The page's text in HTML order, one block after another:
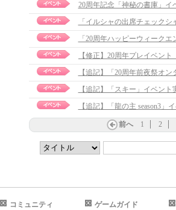
20周年記念「神秘の書庫」
「イルシャの出席チェック
「20周年ハッピーウィーク
【追記】「20周年前夜祭オ
【追記】「スキー」イベン
【追記】「龍の主 season3」
前へ 1 2
コミュニティ ゲームガイド